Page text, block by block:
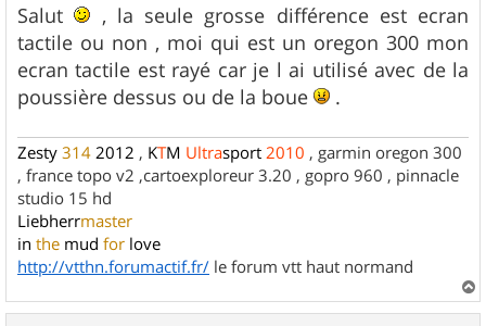
s
s
a
g
e
Salut
, la seule grosse différence est ecran
tactile ou non , moi qui est un oregon 300 mon
ecran tactile est rayé car je l ai utilisé avec de la
poussière dessus ou de la boue
.
Zesty 314 2012 , KTM Ultrasport 2010 , garmin oregon 300
, france topo v2 ,cartoexploreur 3.20 , gopro 960 , pinnacle
studio 15 hd
Liebherrmaster
in the mud for love
http://vtthn.forumactif.fr/ le forum vtt haut normand
a